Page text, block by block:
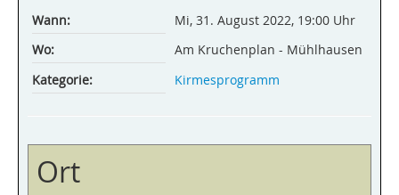
Wann:
Mi, 31. August 2022, 19:00 Uhr
Wo:
Am Kruchenplan - Mühlhausen
Kategorie:
Kirmesprogramm
Ort